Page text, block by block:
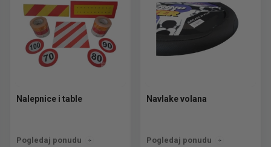
Nalepnice i table
Pogledaj ponudu
Navlake volana
Pogledaj ponudu